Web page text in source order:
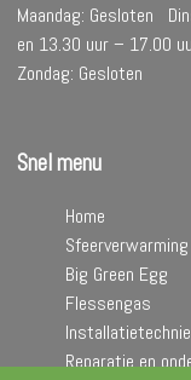
Maandag: Gesloten
en 13.30 uur – 17.00
Zondag: Gesloten
Snel menu
Home
Sfeerverwarming
Big Green Egg
Flessengas
Reparatie en